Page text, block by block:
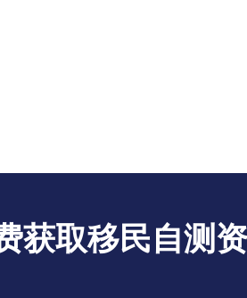
获取移民自测